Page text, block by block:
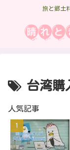
旅と郷土
台湾購
人気記事